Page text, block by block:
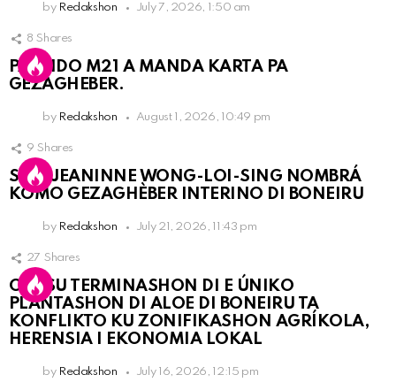
by Redakshon July 7, 2026, 1:50 am
8 Shares
PARTIDO M21 A MANDA KARTA PA
GEZAGHEBER.
by Redakshon August 1, 2026, 10:49 pm
9 Shares
SRA. JEANINNE WONG-LOI-SING NOMBRÁ
KOMO GEZAGHÈBER INTERINO DI BONEIRU
by Redakshon July 21, 2026, 11:43 pm
27 Shares
OLB SU TERMINASHON DI E ÚNIKO
PLANTASHON DI ALOE DI BONEIRU TA
KONFLIKTO KU ZONIFIKASHON AGRÍKOLA,
HERENSIA I EKONOMIA LOKAL
by Redakshon July 16, 2026, 12:15 pm